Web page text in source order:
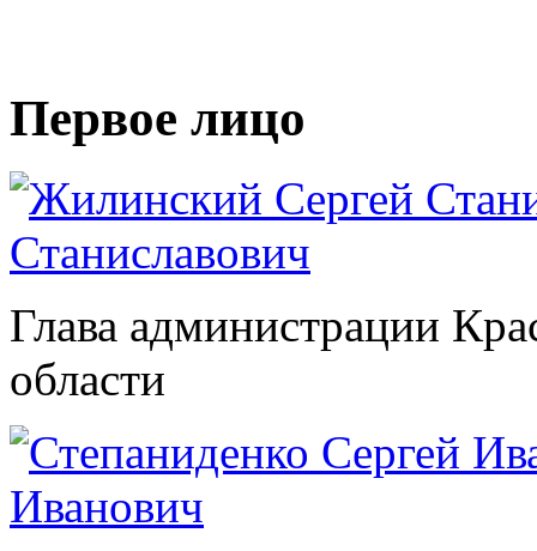
Первое лицо
Станиславович
Глава администрации
области
Иванович